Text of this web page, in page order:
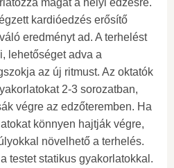
magát a helyi edzésre.
kardióedzés erősítő
eredményt ad. A terhelést
lehetőséget adva a
az új ritmust. Az oktatók
2-3 sorozatban,
végre az edzőteremben. Ha
könnyen hajtják végre,
növelhető a terhelés.
testet statikus gyakorlatokkal.